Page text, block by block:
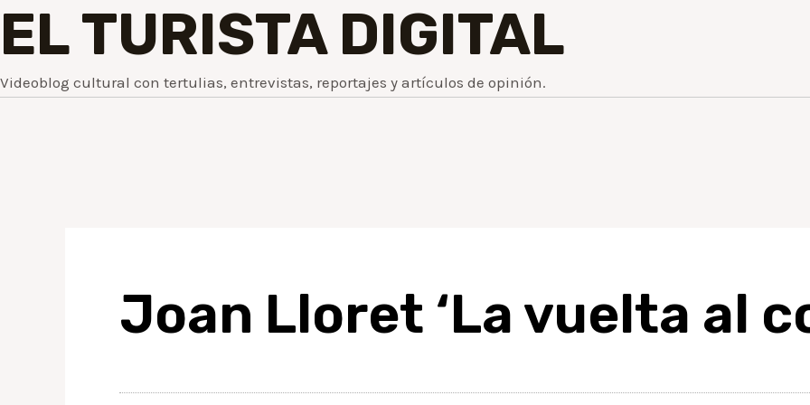
EL TURISTA DIGITAL
Videoblog cultural con tertulias, entrevistas, reportajes y artículos de opinión.
Joan Lloret ‘La vuelta al